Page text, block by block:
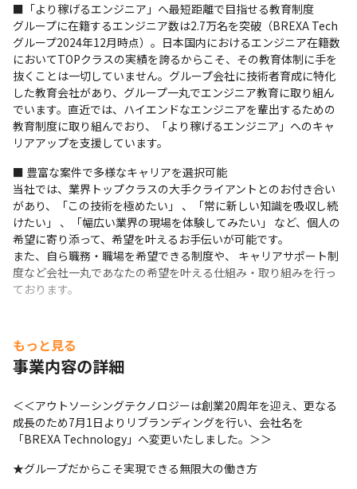
■「より稼げるエンジニア」へ最短距離で目指せる教育制度
グループに在籍するエンジニア数は2.7万名を突破（BREXA Tech
グループ2024年12月時点）。日本国内におけるエンジニア在籍数
においてTOPクラスの実績を誇るからこそ、その教育体制に手を
抜くことは一切していません。グループ会社に技術者育成に特化
した教育会社があり、グループ一丸でエンジニア教育に取り組ん
でいます。直近では、ハイエンドなエンジニアを輩出するための
教育制度に取り組んでおり、「より稼げるエンジニア」へのキャ
リアアップを支援しています。
■ 豊富な案件で多様なキャリアを選択可能
当社では、業界トップクラスの大手クライアントとのお付き合い
があり、「この技術を極めたい」 、「常に新しい知識を吸収し続
けたい」 、「幅広い業界の現場を体験してみたい」 など、個人の
希望に寄り添って、希望を叶えるお手伝いが可能です。
また、自ら職務・職場を希望できる制度や、 キャリアサポート制
度など会社一丸であなたの希望を叶える仕組み・取り組みを行っ
ております。
もっと見る
事業内容の詳細
＜＜アウトソーシングテクノロジーは創業20周年を迎え、更なる
成長のため7月1日よりリブランディングを行い、会社名を
「BREXA Technology」へ変更いたしました。＞＞
★グループだからこそ実現できる無限大の働き方